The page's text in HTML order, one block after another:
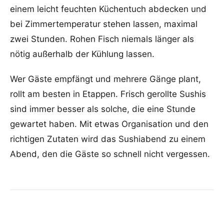
einem leicht feuchten Küchentuch abdecken und
bei Zimmertemperatur stehen lassen, maximal
zwei Stunden. Rohen Fisch niemals länger als
nötig außerhalb der Kühlung lassen.
Wer Gäste empfängt und mehrere Gänge plant,
rollt am besten in Etappen. Frisch gerollte Sushis
sind immer besser als solche, die eine Stunde
gewartet haben. Mit etwas Organisation und den
richtigen Zutaten wird das Sushiabend zu einem
Abend, den die Gäste so schnell nicht vergessen.